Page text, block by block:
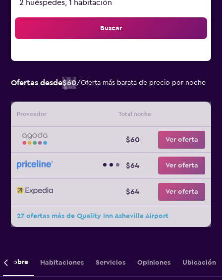
2 huéspedes, 1 habitación
Buscar
Ofertas desde$60/Oferta más barata de precio por noche
Proveedor Total noche
$60 Ver oferta
$64 Ver oferta
$64 Ver oferta
27 ofertas más de Quality Inn Asheville Airport
Sobre Habitaciones Servicios Opiniones Ubicación